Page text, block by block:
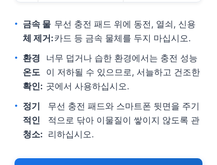
금속 물
체 제거:
무선 충전 패드 위에 동전, 열쇠, 신용
카드 등 금속 물체를 두지 마십시오.
환경
온도
확인:
너무 덥거나 습한 환경에서는 충전 성능
이 저하될 수 있으므로, 서늘하고 건조한
곳에서 사용하십시오.
정기
적인
청소:
무선 충전 패드와 스마트폰 뒷면을 주기
적으로 닦아 이물질이 쌓이지 않도록 관
리하십시오.